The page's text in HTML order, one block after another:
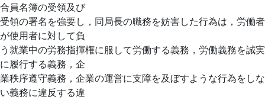
合員名簿の受領及び
受領の署名を強要し，同局長の職務を妨害した行為は，労働者
が使用者に対して負
う就業中の労務指揮権に服して労働する義務，労働義務を誠実
に履行する義務，企
業秩序遵守義務，企業の運営に支障を及ぼすような行為をしな
い義務に違反する違